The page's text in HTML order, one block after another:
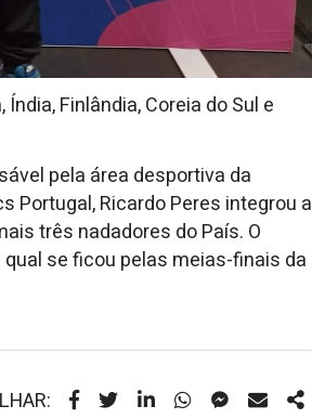
Finlândia, Coreia do Sul e
pela área desportiva da
Portugal, Ricardo Peres integrou a
três nadadores do País. O
se ficou pelas meias-finais da